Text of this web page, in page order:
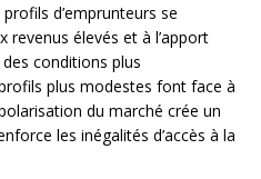
d’emprunteurs se
revenus élevés et à l’apport
conditions plus
plus modestes font face à
du marché crée un
les inégalités d’accès à la